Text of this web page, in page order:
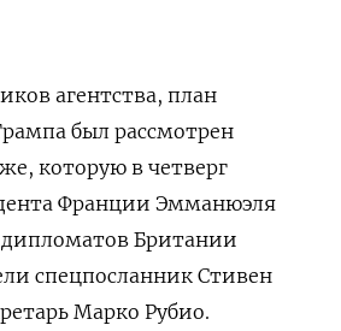
агентства, план
был рассмотрен
которую в четверг
Франции Эмманюэля
Британии
спецпосланник Стивен
Марко Рубио.